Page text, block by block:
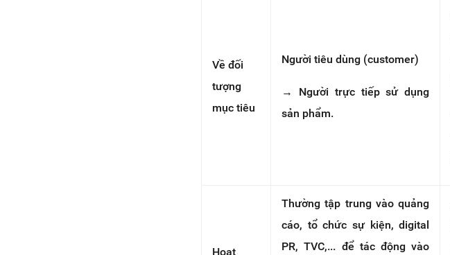
Về đối
tượng
mục tiêu
Người tiêu dùng (customer)
→ Người trực tiếp sử dụng
sản phẩm.
Hoạt
Thường tập trung vào quảng
cáo, tổ chức sự kiện, digital
PR, TVC,... để tác động vào